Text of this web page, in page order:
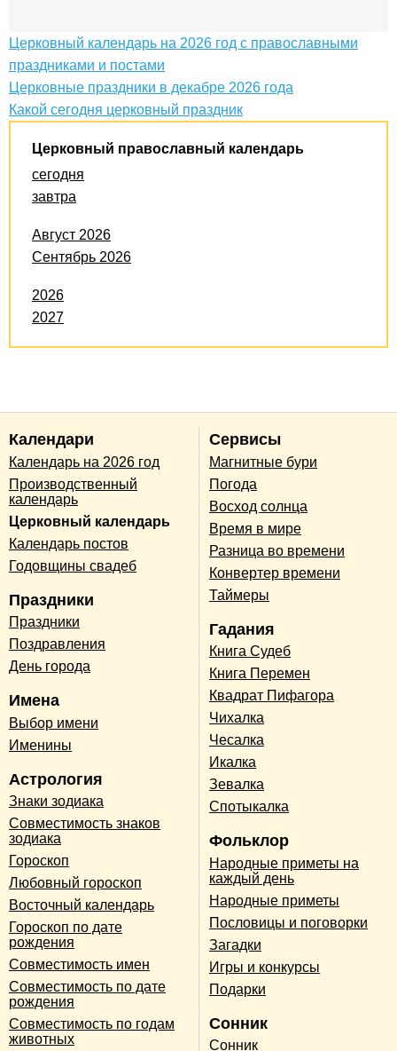
Церковный календарь на 2026 год с православными
праздниками и постами
Церковные праздники в декабре 2026 года
Какой сегодня церковный праздник
Церковный православный календарь
сегодня
завтра
Август 2026
Сентябрь 2026
2026
2027
Календари
Календарь на 2026 год
Производственный
календарь
Церковный календарь
Календарь постов
Годовщины свадеб
Праздники
Праздники
Поздравления
День города
Имена
Выбор имени
Именины
Астрология
Знаки зодиака
Совместимость знаков
зодиака
Гороскоп
Любовный гороскоп
Восточный календарь
Гороскоп по дате
рождения
Совместимость имен
Совместимость по дате
рождения
Совместимость по годам
животных
Сервисы
Магнитные бури
Погода
Восход солнца
Время в мире
Разница во времени
Конвертер времени
Таймеры
Гадания
Книга Судеб
Книга Перемен
Квадрат Пифагора
Чихалка
Чесалка
Икалка
Зевалка
Спотыкалка
Фольклор
Народные приметы на
каждый день
Народные приметы
Пословицы и поговорки
Загадки
Игры и конкурсы
Подарки
Сонник
Сонник